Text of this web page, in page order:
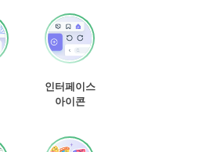
인터페이스
아이콘